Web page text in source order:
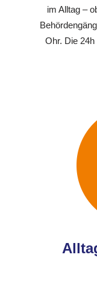
im Alltag –
Ohr. Die